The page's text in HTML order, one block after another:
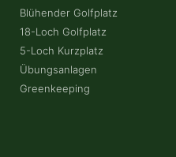
Blühender Golfplatz
18-Loch Golfplatz
5-Loch Kurzplatz
Übungsanlagen
Greenkeeping